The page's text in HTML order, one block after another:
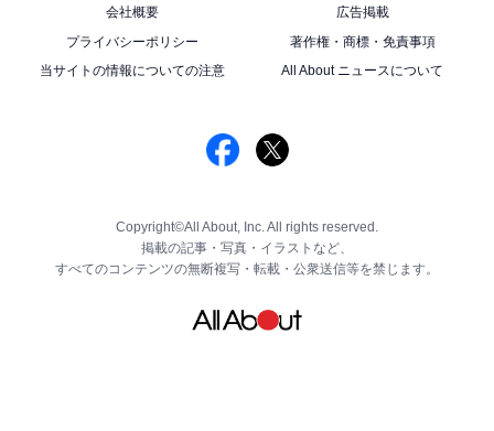
会社概要
広告掲載
プライバシーポリシー
著作権・商標・免責事項
当サイトの情報についての注意
All About ニュースについて
Copyright©All About, Inc. All rights reserved.
掲載の記事・写真・イラストなど、
すべてのコンテンツの無断複写・転載・公衆送信等を禁じます。